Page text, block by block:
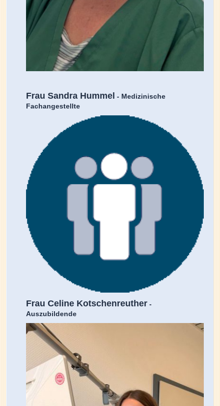
Frau Sandra Hummel - Medizinische
Fachangestellte
Frau Celine Kotschenreuther -
Auszubildende